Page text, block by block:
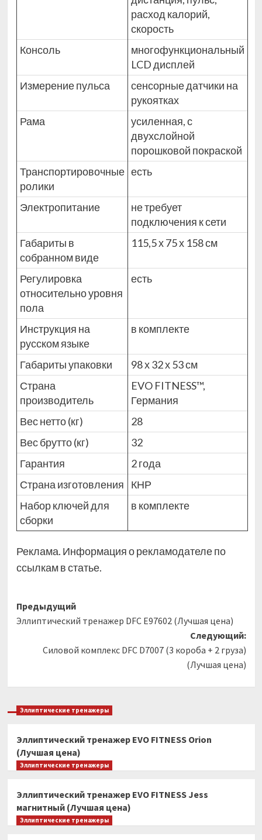
расход калорий,
скорость
Консоль
многофункциональный
LCD дисплей
Измерение пульса
сенсорные датчики на
рукоятках
Рама
усиленная, с
двухслойной
порошковой покраской
Транспортировочные
ролики
есть
Электропитание
не требует
подключения к сети
Габариты в
собранном виде
115,5 х 75 х 158 см
Регулировка
относительно уровня
пола
есть
Инструкция на
русском языке
в комплекте
Габариты упаковки
98 х 32 х 53 см
Страна
производитель
EVO FITNESS™,
Германия
Вес нетто (кг)
28
Вес брутто (кг)
32
Гарантия
2 года
Страна изготовления
КНР
Набор ключей для
сборки
в комплекте
Реклама. Информация о рекламодателе по
ссылкам в статье.
Навигация
записи
Предыдущий
Эллиптический тренажер DFC E97602 (Лучшая цена)
Следующий:
Силовой комплекс DFC D7007 (3 короба + 2 груза)
(Лучшая цена)
Эллиптические тренажеры
Эллиптический тренажер EVO FITNESS Orion
(Лучшая цена)
Эллиптические тренажеры
Эллиптический тренажер EVO FITNESS Jess
магнитный (Лучшая цена)
Эллиптические тренажеры